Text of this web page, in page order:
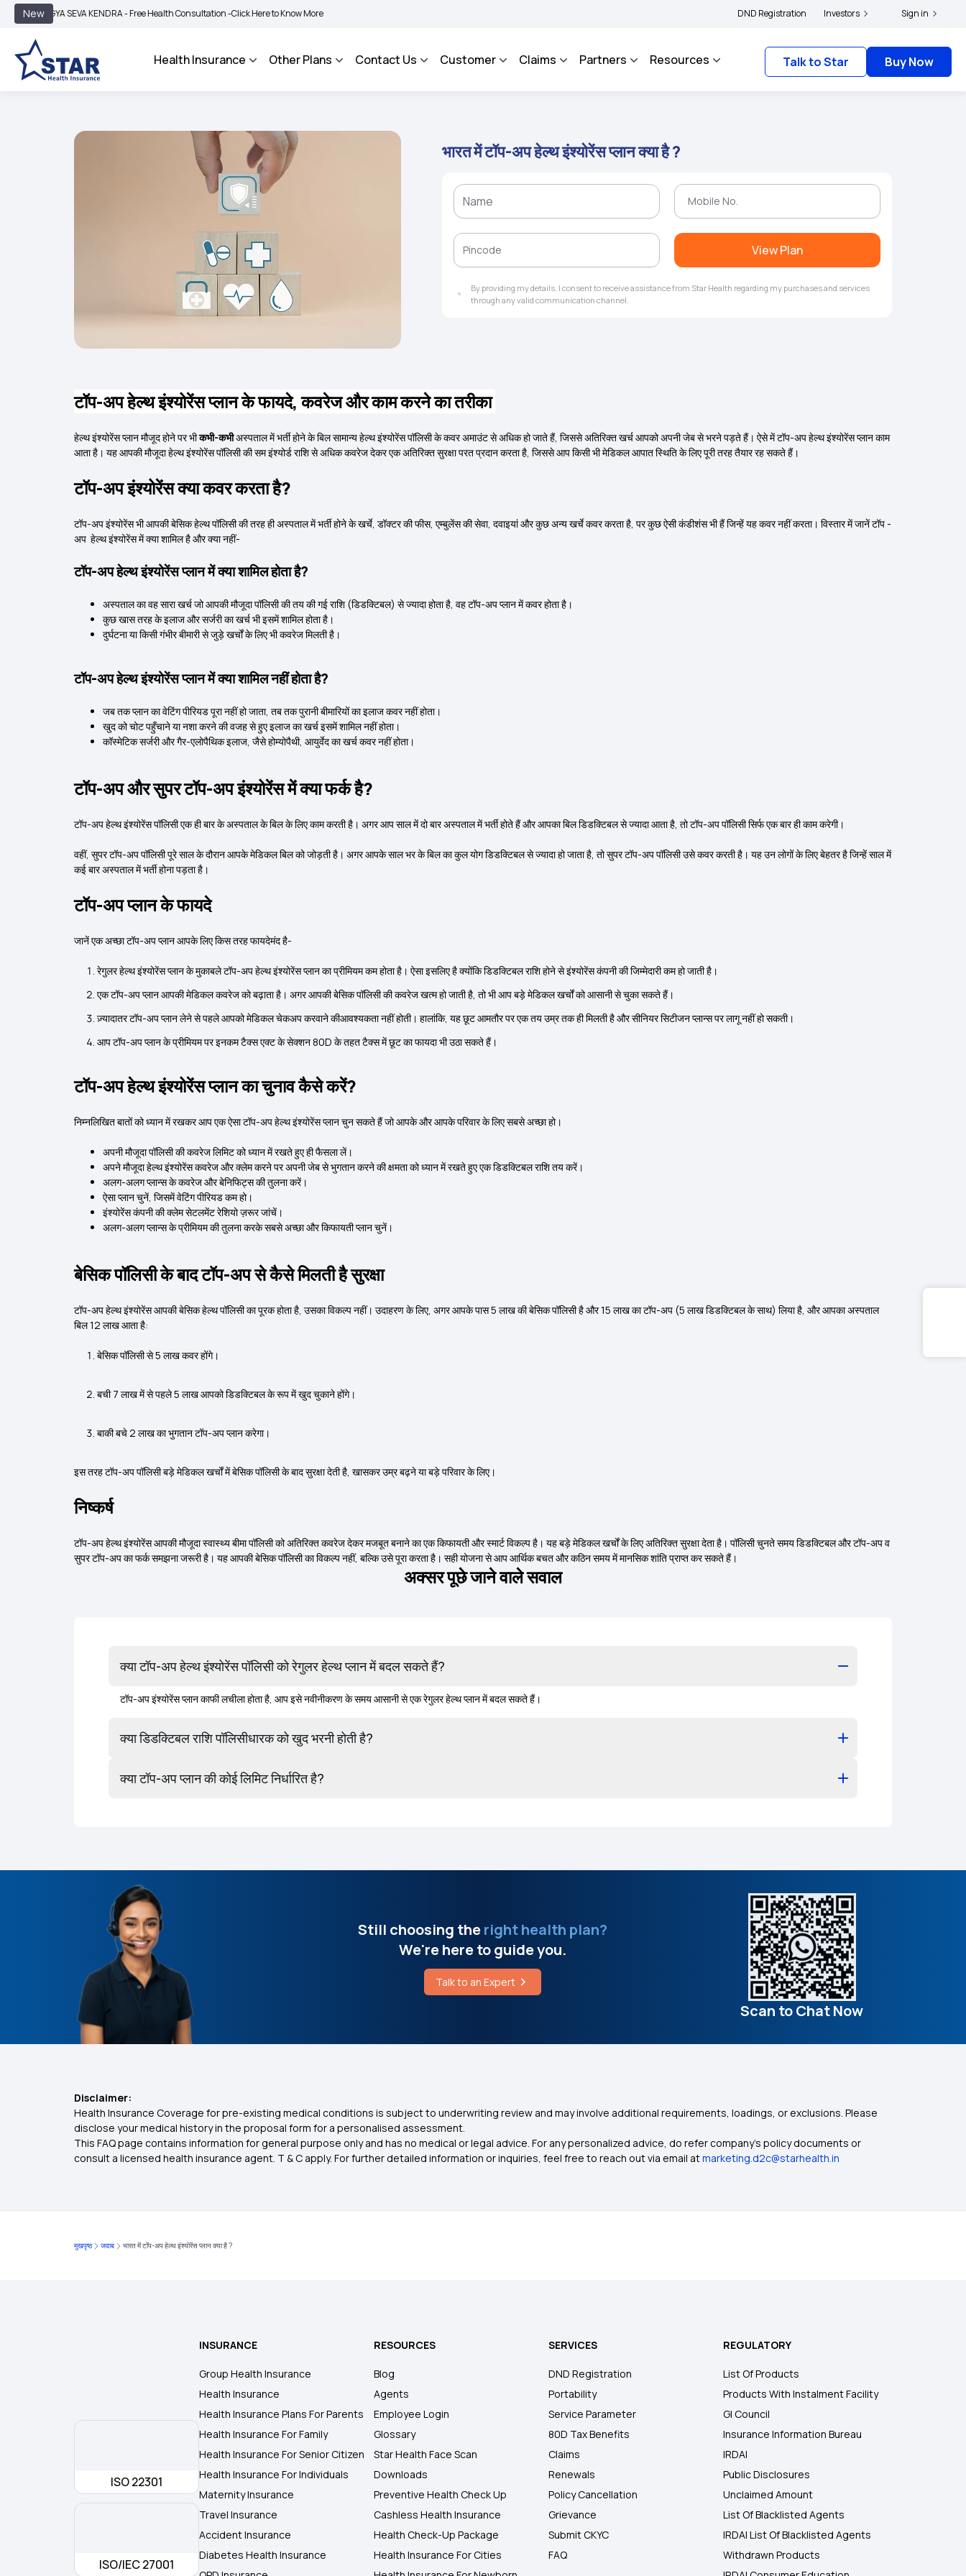
New
SEVA KENDRA - Free Health Consultation -Click Here to Know More | BIMA BHAROSA - An Integrated Grievance Management System to facilitate the policyholders and complainants to file their grievances with IRDAI - Click here to know more
DND Registration Investors Sign in
Health Insurance Other Plans Contact Us Customer Claims Partners Resources Talk to Star Buy Now
भारत में टॉप-अप हेल्थ इंश्योरेंस प्लान क्या है ?
View Plan
By providing my details, I consent to receive assistance from Star Health regarding my purchases and services
through any valid communication channel.
टॉप-अप हेल्थ इंश्योरेंस प्लान के फायदे, कवरेज और काम करने का तरीका
हेल्थ इंश्योरेंस प्लान मौजूद होने पर भीकभी-कभीअस्पताल में भर्ती होने के बिल सामान्य हेल्थ इंश्योरेंस पॉलिसी के कवर अमाउंट से अधिक हो जाते हैं, जिससे अतिरिक्त खर्च आपको अपनी जेब से भरने पड़ते हैं। ऐसे में टॉप-अप हेल्थ इंश्योरेंस प्लान काम
आता है। यह आपकी मौजूदा हेल्थ इंश्योरेंस पॉलिसी की सम इंश्योर्ड राशि से अधिक कवरेज देकर एक अतिरिक्त सुरक्षा परत प्रदान करता है, जिससे आप किसी भी मेडिकल आपात स्थिति के लिए पूरी तरह तैयार रह सकते हैं।
टॉप-अप इंश्योरेंस क्या कवर करता है?
टॉप-अप इंश्योरेंस भी आपकी बेसिक हेल्थ पॉलिसी की तरह ही अस्पताल में भर्ती होने के खर्चे, डॉक्टर की फीस, एम्बुलेंस की सेवा, दवाइयां और कुछ अन्य खर्चे कवर करता है, पर कुछ ऐसी कंडीशंस भी हैं जिन्हें यह कवर नहीं करता। विस्तार में जानें टॉप -
अप हेल्थ इंश्योरेंस में क्या शामिल है और क्या नहीं-
टॉप-अप हेल्थ इंश्योरेंस प्लान में क्या शामिल होता है?
अस्पताल का वह सारा खर्च जो आपकी मौजूदा पॉलिसी की तय की गई राशि (डिडक्टिबल) से ज्यादा होता है, वह टॉप-अप प्लान में कवर होता है।
कुछ खास तरह के इलाज और सर्जरी का खर्च भी इसमें शामिल होता है।
दुर्घटना या किसी गंभीर बीमारी से जुड़े खर्चों के लिए भी कवरेज मिलती है।
टॉप-अप हेल्थ इंश्योरेंस प्लान में क्या शामिल नहीं होता है?
जब तक प्लान का वेटिंग पीरियड पूरा नहीं हो जाता, तब तक पुरानी बीमारियों का इलाज कवर नहीं होता।
खुद को चोट पहुँचाने या नशा करने की वजह से हुए इलाज का खर्च इसमें शामिल नहीं होता।
कॉस्मेटिक सर्जरी और गैर-एलोपैथिक इलाज, जैसे होम्योपैथी, आयुर्वेद का खर्च कवर नहीं होता।
टॉप-अप और सुपर टॉप-अप इंश्योरेंस में क्या फर्क है?
टॉप-अप हेल्थ इंश्योरेंस पॉलिसी एक ही बार के अस्पताल के बिल के लिए काम करती है। अगर आप साल में दो बार अस्पताल में भर्ती होते हैं और आपका बिल डिडक्टिबल से ज्यादा आता है, तो टॉप-अप पॉलिसी सिर्फ एक बार ही काम करेगी।
वहीं, सुपर टॉप-अप पॉलिसी पूरे साल के दौरान आपके मेडिकल बिल को जोड़ती है। अगर आपके साल भर के बिल का कुल योग डिडक्टिबल से ज्यादा हो जाता है, तो सुपर टॉप-अप पॉलिसी उसे कवर करती है। यह उन लोगों के लिए बेहतर है जिन्हें साल में
कई बार अस्पताल में भर्ती होना पड़ता है।
टॉप-अप प्लान के फायदे
जानें एक अच्छा टॉप-अप प्लान आपके लिए किस तरह फायदेमंद है-
रेगुलर हेल्थ इंश्योरेंस प्लान के मुकाबले टॉप-अप हेल्थ इंश्योरेंस प्लान का प्रीमियम कम होता है। ऐसा इसलिए है क्योंकि डिडक्टिबल राशि होने से इंश्योरेंस कंपनी की जिम्मेदारी कम हो जाती है।
एक टॉप-अप प्लान आपकी मेडिकल कवरेज को बढ़ाता है। अगर आपकी बेसिक पॉलिसी की कवरेज खत्म हो जाती है, तो भी आप बड़े मेडिकल खर्चों को आसानी से चुका सकते हैं।
ज़्यादातर टॉप-अप प्लान लेने से पहले आपको मेडिकल चेकअप करवाने कीआवश्यकता नहीं होती। हालांकि, यह छूट आमतौर पर एक तय उम्र तक ही मिलती है और सीनियर सिटीजन प्लान्स पर लागू नहीं हो सकती।
आप टॉप-अप प्लान के प्रीमियम पर इनकम टैक्स एक्ट के सेक्शन 80D के तहत टैक्स में छूट का फायदा भी उठा सकते हैं।
टॉप-अप हेल्थ इंश्योरेंस प्लान का चुनाव कैसे करें?
निम्नलिखित बातों को ध्यान में रखकर आप एक ऐसा टॉप-अप हेल्थ इंश्योरेंस प्लान चुन सकते हैं जो आपके और आपके परिवार के लिए सबसे अच्छा हो।
अपनी मौजूदा पॉलिसी की कवरेज लिमिट को ध्यान में रखते हुए ही फैसला लें।
अपने मौजूदा हेल्थ इंश्योरेंस कवरेज और क्लेम करने पर अपनी जेब से भुगतान करने की क्षमता को ध्यान में रखते हुए एक डिडक्टिबल राशि तय करें।
अलग-अलग प्लान्स के कवरेज और बेनिफिट्स की तुलना करें।
ऐसा प्लान चुनें, जिसमें वेटिंग पीरियड कम हो।
इंश्योरेंस कंपनी की क्लेम सेटलमेंट रेशियो ज़रूर जांचें।
अलग-अलग प्लान्स के प्रीमियम की तुलना करके सबसे अच्छा और किफायती प्लान चुनें।
बेसिक पॉलिसी के बाद टॉप-अप से कैसे मिलती है सुरक्षा
टॉप-अप हेल्थ इंश्योरेंस आपकी बेसिक हेल्थ पॉलिसी का पूरक होता है, उसका विकल्प नहीं। उदाहरण के लिए, अगर आपके पास ₹5 लाख की बेसिक पॉलिसी है और ₹15 लाख का टॉप-अप (₹5 लाख डिडक्टिबल के साथ) लिया है, और आपका अस्पताल
बिल ₹12 लाख आता है:
बेसिक पॉलिसी से ₹5 लाख कवर होंगे।
बची ₹7 लाख में से पहले ₹5 लाख आपको डिडक्टिबल के रूप में खुद चुकाने होंगे।
बाकी बचे ₹2 लाख का भुगतान टॉप-अप प्लान करेगा।
इस तरह टॉप-अप पॉलिसी बड़े मेडिकल खर्चों में बेसिक पॉलिसी के बाद सुरक्षा देती है, खासकर उम्र बढ़ने या बड़े परिवार के लिए।
निष्कर्ष
टॉप-अप हेल्थ इंश्योरेंस आपकी मौजूदा स्वास्थ्य बीमा पॉलिसी को अतिरिक्त कवरेज देकर मजबूत बनाने का एक किफायती और स्मार्ट विकल्प है। यह बड़े मेडिकल खर्चों के लिए अतिरिक्त सुरक्षा देता है। पॉलिसी चुनते समय डिडक्टिबल और टॉप-अप व
सुपर टॉप-अप का फर्क समझना जरूरी है। यह आपकी बेसिक पॉलिसी का विकल्प नहीं, बल्कि उसे पूरा करता है। सही योजना से आप आर्थिक बचत और कठिन समय में मानसिक शांति प्राप्त कर सकते हैं।
अक्सर पूछे जाने वाले सवाल
क्या टॉप-अप हेल्थ इंश्योरेंस पॉलिसी को रेगुलर हेल्थ प्लान में बदल सकते हैं?
टॉप-अप इंश्योरेंस प्लान काफी लचीला होता है, आप इसे नवीनीकरण के समय आसानी से एक रेगुलर हेल्थ प्लान में बदल सकते हैं।
क्या डिडक्टिबल राशि पॉलिसीधारक को खुद भरनी होती है?
क्या टॉप-अप प्लान की कोई लिमिट निर्धारित है?
Still choosing theright health plan?
We're here to guide you.
Talk to an Expert
Scan to Chat Now
Disclaimer:
Health Insurance Coverage for pre-existing medical conditions is subject to underwriting review and may involve additional requirements, loadings, or exclusions. Please
disclose your medical history in the proposal form for a personalised assessment.
This FAQ page contains information for general purpose only and has no medical or legal advice. For any personalized advice, do refer company's policy documents or
consult a licensed health insurance agent. T & C apply. For further detailed information or inquiries, feel free to reach out via email atmarketing.d2c@starhealth.in
मुखपृष्ठ जवाब भारत में टॉप-अप हेल्थ इंश्योरेंस प्लान क्या है ?
ISO 22301
ISO/IEC 27001
INSURANCE
Group Health Insurance
Health Insurance
Health Insurance Plans For Parents
Health Insurance For Family
Health Insurance For Senior Citizen
Health Insurance For Individuals
Maternity Insurance
Travel Insurance
Accident Insurance
Diabetes Health Insurance
RESOURCES
Blog
Agents
Employee Login
Glossary
Star Health Face Scan
Downloads
Preventive Health Check Up
Cashless Health Insurance
Health Check-Up Package
Health Insurance For Cities
SERVICES
DND Registration
Portability
Service Parameter
80D Tax Benefits
Claims
Renewals
Policy Cancellation
Grievance
Submit CKYC
FAQ
REGULATORY
List Of Products
Products With Instalment Facility
GI Council
Insurance Information Bureau
IRDAI
Public Disclosures
Unclaimed Amount
List Of Blacklisted Agents
IRDAI List Of Blacklisted Agents
Withdrawn Products